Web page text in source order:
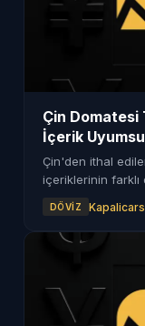
Çin Domatesi
İçerik
Çin'den ithal
içeriklerinin farklı
dikkat çekiyor.
DÖVIZ